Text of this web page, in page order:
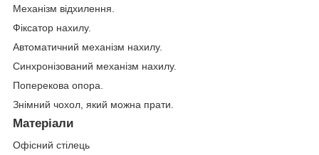
Механізм відхилення.
Фіксатор нахилу.
Автоматичний механізм нахилу.
Синхронізований механізм нахилу.
Поперекова опора.
Знімний чохол, який можна прати.
Матеріали
Офісний стілець